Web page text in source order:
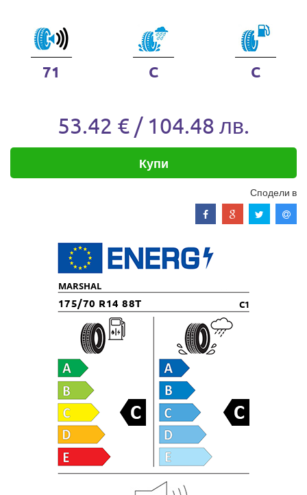
71 C C
53.42 € / 104.48 лв.
Купи
Сподели в
MARSHAL
175/70 R14 88T C1